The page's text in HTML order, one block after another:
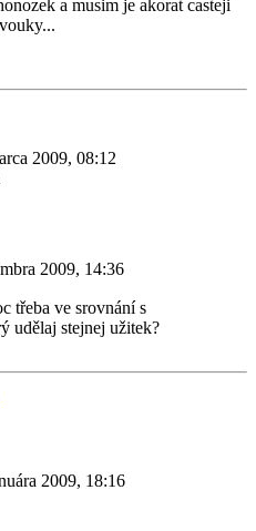
a musim je akorat casteji
2009, 08:12
2009, 14:36
třeba ve srovnání s
udělaj stejnej užitek?
2009, 18:16